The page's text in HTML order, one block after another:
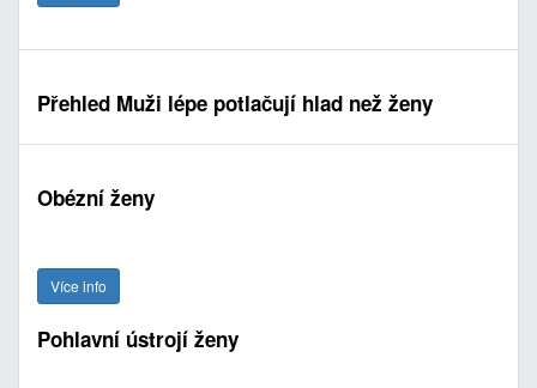
Přehled Muži lépe potlačují hlad než ženy
Obézní ženy
Více info
Pohlavní ústrojí ženy